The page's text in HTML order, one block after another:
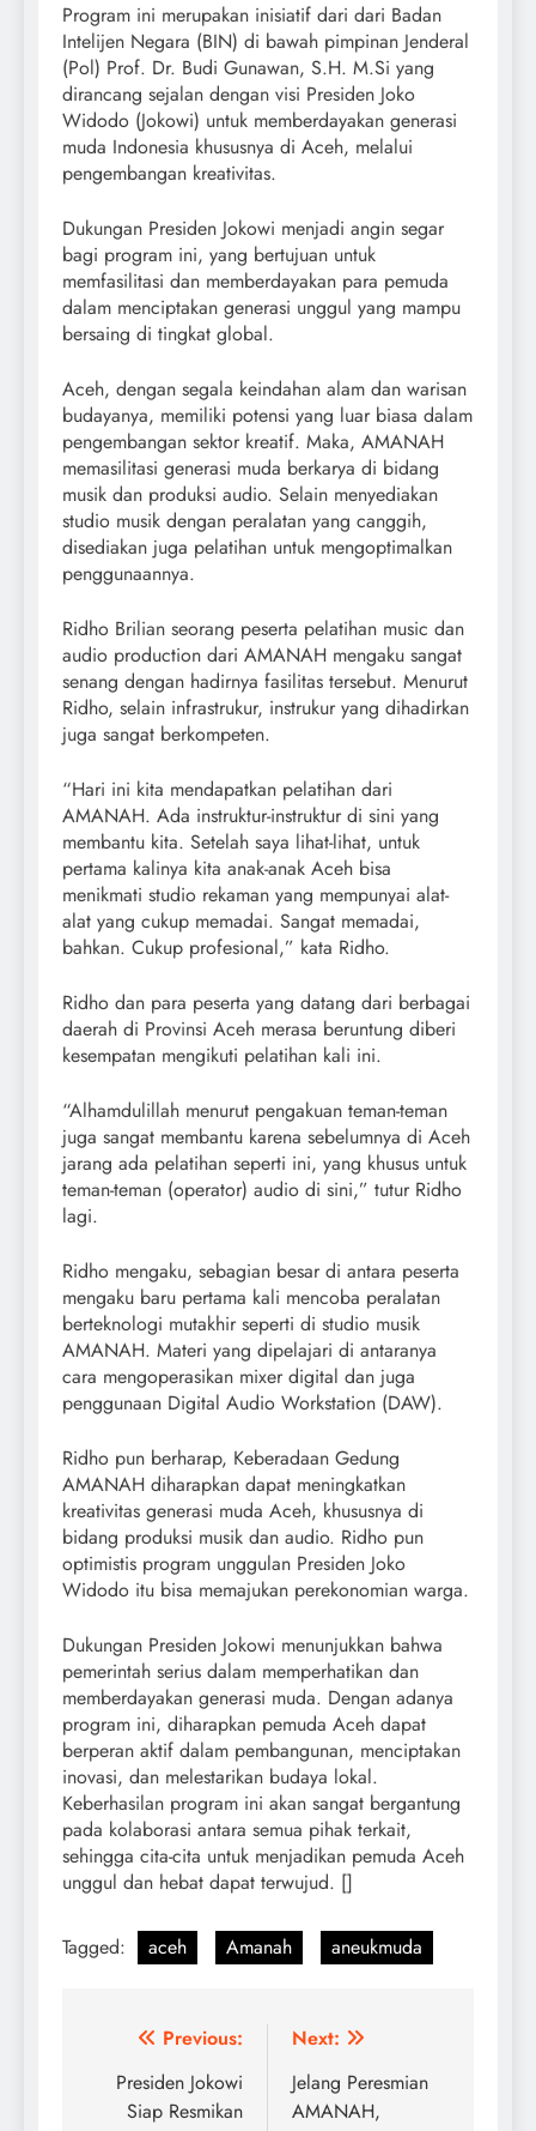
Program ini merupakan inisiatif dari dari Badan
Intelijen Negara (BIN) di bawah pimpinan Jenderal
(Pol) Prof. Dr. Budi Gunawan, S.H. M.Si yang
dirancang sejalan dengan visi Presiden Joko
Widodo (Jokowi) untuk memberdayakan generasi
muda Indonesia khususnya di Aceh, melalui
pengembangan kreativitas.
Dukungan Presiden Jokowi menjadi angin segar
bagi program ini, yang bertujuan untuk
memfasilitasi dan memberdayakan para pemuda
dalam menciptakan generasi unggul yang mampu
bersaing di tingkat global.
Aceh, dengan segala keindahan alam dan warisan
budayanya, memiliki potensi yang luar biasa dalam
pengembangan sektor kreatif. Maka, AMANAH
memasilitasi generasi muda berkarya di bidang
musik dan produksi audio. Selain menyediakan
studio musik dengan peralatan yang canggih,
disediakan juga pelatihan untuk mengoptimalkan
penggunaannya.
Ridho Brilian seorang peserta pelatihan music dan
audio production dari AMANAH mengaku sangat
senang dengan hadirnya fasilitas tersebut. Menurut
Ridho, selain infrastrukur, instrukur yang dihadirkan
juga sangat berkompeten.
“Hari ini kita mendapatkan pelatihan dari
AMANAH. Ada instruktur-instruktur di sini yang
membantu kita. Setelah saya lihat-lihat, untuk
pertama kalinya kita anak-anak Aceh bisa
menikmati studio rekaman yang mempunyai alat-
alat yang cukup memadai. Sangat memadai,
bahkan. Cukup profesional,” kata Ridho.
Ridho dan para peserta yang datang dari berbagai
daerah di Provinsi Aceh merasa beruntung diberi
kesempatan mengikuti pelatihan kali ini.
“Alhamdulillah menurut pengakuan teman-teman
juga sangat membantu karena sebelumnya di Aceh
jarang ada pelatihan seperti ini, yang khusus untuk
teman-teman (operator) audio di sini,” tutur Ridho
lagi.
Ridho mengaku, sebagian besar di antara peserta
mengaku baru pertama kali mencoba peralatan
berteknologi mutakhir seperti di studio musik
AMANAH. Materi yang dipelajari di antaranya
cara mengoperasikan mixer digital dan juga
penggunaan Digital Audio Workstation (DAW).
Ridho pun berharap, Keberadaan Gedung
AMANAH diharapkan dapat meningkatkan
kreativitas generasi muda Aceh, khususnya di
bidang produksi musik dan audio. Ridho pun
optimistis program unggulan Presiden Joko
Widodo itu bisa memajukan perekonomian warga.
Dukungan Presiden Jokowi menunjukkan bahwa
pemerintah serius dalam memperhatikan dan
memberdayakan generasi muda. Dengan adanya
program ini, diharapkan pemuda Aceh dapat
berperan aktif dalam pembangunan, menciptakan
inovasi, dan melestarikan budaya lokal.
Keberhasilan program ini akan sangat bergantung
pada kolaborasi antara semua pihak terkait,
sehingga cita-cita untuk menjadikan pemuda Aceh
unggul dan hebat dapat terwujud. []
Tagged: aceh Amanah aneukmuda
Post
navigation
Previous:
Presiden Jokowi
Siap Resmikan
Next:
Jelang Peresmian
AMANAH,